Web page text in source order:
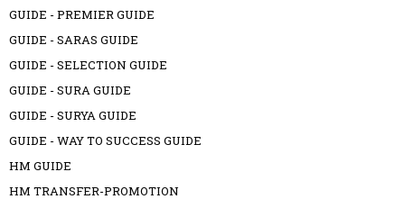
GUIDE - PREMIER GUIDE
GUIDE - SARAS GUIDE
GUIDE - SELECTION GUIDE
GUIDE - SURA GUIDE
GUIDE - SURYA GUIDE
GUIDE - WAY TO SUCCESS GUIDE
HM GUIDE
HM TRANSFER-PROMOTION